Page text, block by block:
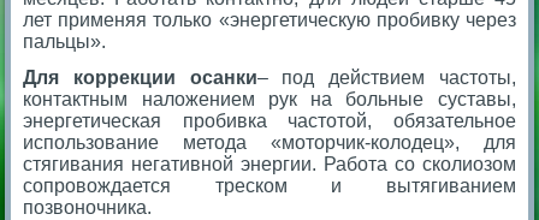
лет применяя только «энергетическую пробивку через
пальцы».
Для коррекции осанки– под действием частоты,
контактным наложением рук на больные суставы,
энергетическая пробивка частотой, обязательное
использование метода «моторчик-колодец», для
стягивания негативной энергии. Работа со сколиозом
сопровождается треском и вытягиванием
позвоночника.